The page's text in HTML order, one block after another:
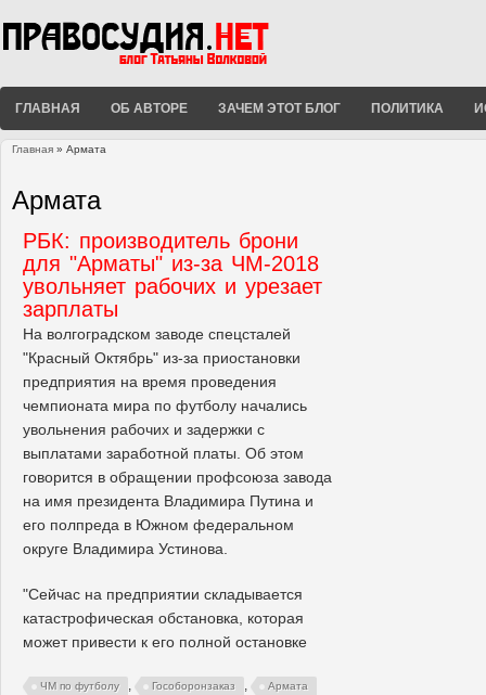
ГЛАВНАЯ ОБ АВТОРЕ ЗАЧЕМ ЭТОТ БЛОГ ПОЛИТИКА
Главная » Армата
Армата
РБК: производитель брони
для "Арматы" из-за ЧМ-2018
увольняет рабочих и урезает
зарплаты
На волгоградском заводе спецсталей
"Красный Октябрь" из-за приостановки
предприятия на время проведения
чемпионата мира по футболу начались
увольнения рабочих и задержки с
выплатами заработной платы. Об этом
говорится в обращении профсоюза завода
на имя президента Владимира Путина и
его полпреда в Южном федеральном
округе Владимира Устинова.
"Сейчас на предприятии складывается
катастрофическая обстановка, которая
может привести к его полной остановке
ЧМ по футболу , Гособоронзаказ , Армата